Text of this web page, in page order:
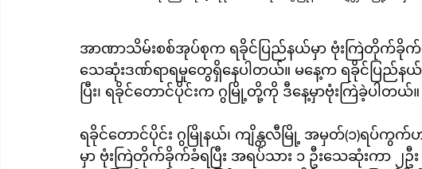
အာဏာသိမ်းစစ်အုပ်စုက ရခိုင်ပြည်နယ်မှာ ဗုံးကြဲတိုက်
သေဆုံးဒဏ်ရာရမှုတွေရှိနေပါတယ်။ မနေ့က ရခိုင်ပြည်နယ်
ပြီး၊ ရခိုင်တောင်ပိုင်းက ဂွမြို့တို့ကို ဒီနေ့မှာဗုံးကြဲခဲ့ပါတယ်။
ရခိုင်တောင်ပိုင်း ဂွမြိုနယ်၊ ကျိန္တလီမြို့ အမှတ်(၁)ရပ်ကွ
မှာ ဗုံးကြဲတိုက်ခိုက်ခံရပြီး အရပ်သား ၁ ဦးသေဆုံးကာ